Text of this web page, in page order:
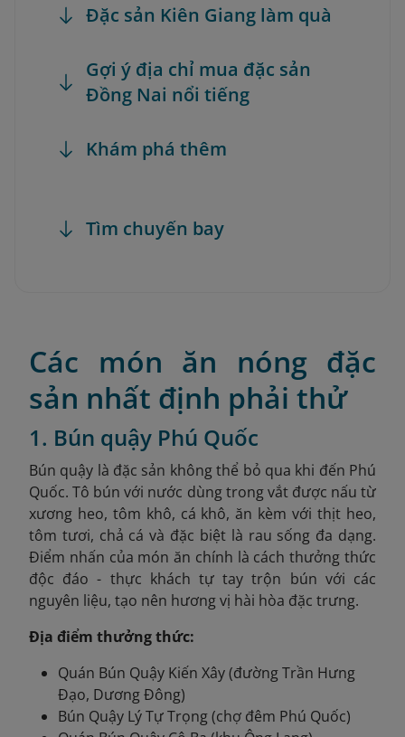
Đặc sản Kiên Giang làm quà
Gợi ý địa chỉ mua đặc sản
Đồng Nai nổi tiếng
Khám phá thêm
Tìm chuyến bay
Các món ăn nóng đặc
sản nhất định phải thử
1. Bún quậy Phú Quốc
Bún quậy là đặc sản không thể bỏ qua khi đến Phú
Quốc. Tô bún với nước dùng trong vắt được nấu từ
xương heo, tôm khô, cá khô, ăn kèm với thịt heo,
tôm tươi, chả cá và đặc biệt là rau sống đa dạng.
Điểm nhấn của món ăn chính là cách thưởng thức
độc đáo - thực khách tự tay trộn bún với các
nguyên liệu, tạo nên hương vị hài hòa đặc trưng.
Địa điểm thưởng thức:
Quán Bún Quậy Kiến Xây (đường Trần Hưng
Đạo, Dương Đông)
Bún Quậy Lý Tự Trọng (chợ đêm Phú Quốc)